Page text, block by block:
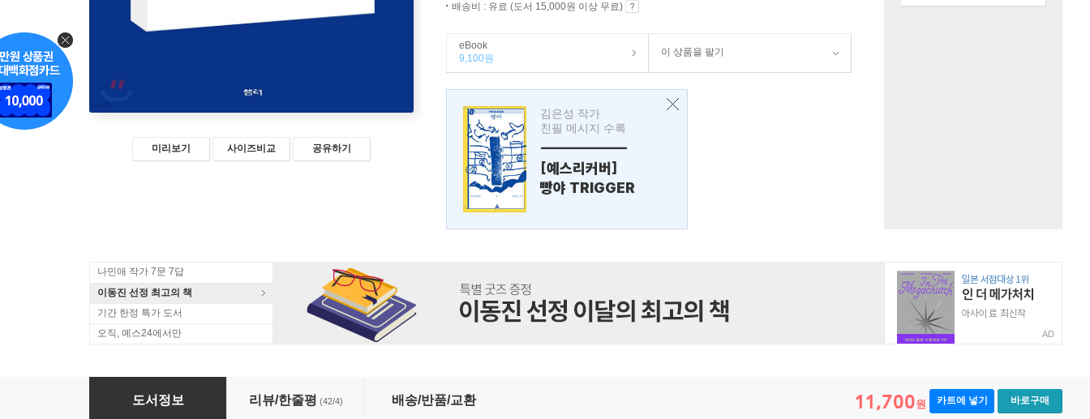
미리보기 사이즈비교 공유하기
배송비 : 유료 (도서 15,000원 이상 무료)
eBook
9,100원
이 상품을 팔기
김은성 작가
친필 메시지 수록
---------------
[예스리커버]
빵야 TRIGGER
나민애 작가 7문 7답
이동진 선정 최고의 책
기간 한정 특가 도서
오직, 예스24에서만
AD
타인의 슬픔을 마주할 때 내 슬픔도 끝난다
도서정보 리뷰/한줄평 (42/4) 배송/반품/교환 11,700원 카트에 넣기 바로구매